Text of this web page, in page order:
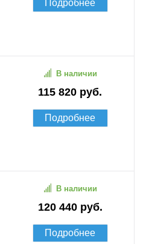
Подробнее
115 820 руб.
В наличии
Подробнее
120 440 руб.
В наличии
Подробнее